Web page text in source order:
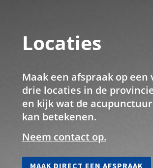
Locaties
Maak een afspraak op een
drie locaties in de
en kijk wat de
kan betekenen.
Neem contact op.
MAAK DIRECT EEN AFSPRAAK